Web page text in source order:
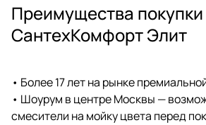
Преимущества покупки
СантехКомфорт Элит
• Более 17 лет на рынке
• Шоурум в центре Москвы —
смесители на мойку цвета перед